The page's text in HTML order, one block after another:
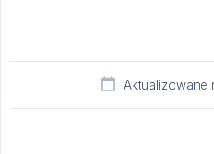
Aktualizowane